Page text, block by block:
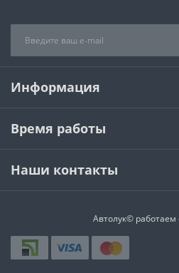
Информация
Время работы
Наши контакты
Автолук© работаем